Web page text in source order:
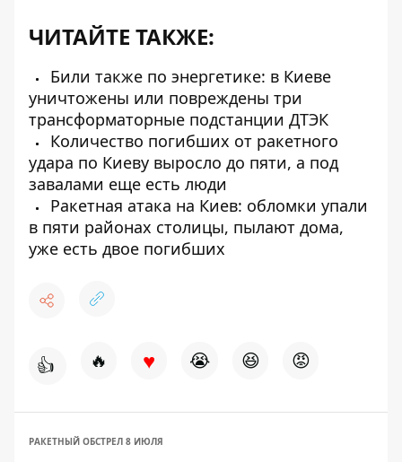
ЧИТАЙТЕ ТАКЖЕ:
Били также по энергетике: в Киеве
уничтожены или повреждены три
трансформаторные подстанции ДТЭК
Количество погибших от ракетного
удара по Киеву выросло до пяти, а под
завалами еще есть люди
Ракетная атака на Киев: обломки упали
в пяти районах столицы, пылают дома,
уже есть двое погибших
👍 🔥 ♥ 😭 😆 😡
РАКЕТНЫЙ ОБСТРЕЛ 8 ИЮЛЯ